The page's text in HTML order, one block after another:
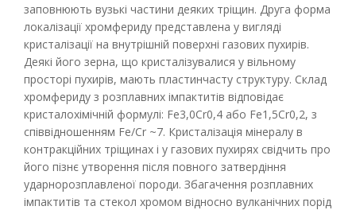
заповнюють вузькі частини деяких тріщин. Друга форма
локалізації хромфериду представлена у вигляді
кристалізації на внутрішній поверхні газових пухирів.
Деякі його зерна, що кристалізувалися у вільному
просторі пухирів, мають пластинчасту структуру. Склад
хромфериду з розплавних імпактитів відповідає
кристалохімічній формулі: Fe3,0Cr0,4 або Fe1,5Cr0,2, з
співвідношенням Fe/Cr ~7. Кристалізація мінералу в
контракційних тріщинах і у газових пухирях свідчить про
його пізнє утворення після повного затвердіння
ударнорозплавленої породи. Збагачення розплавних
імпактитів та стекол хромом відносно вулканічних порід